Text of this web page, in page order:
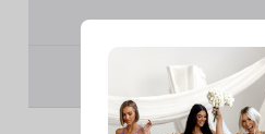
________